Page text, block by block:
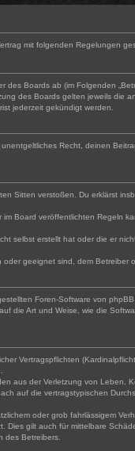
mit folgenden Regelungen
Boards ab (im Folgenden
des Boards gelten jeweils die
jederzeit gekündigt werden.
Recht, deinen
Sitten verstoßen. Du erklärst
Board veröffentlichten Regeln
selbst erstellt hat oder die er
geeignet sind, dem Betreiber
Foren-Software von
die Art und Weise, wie die
Vertragspflichten
aus der Verletzung von Leben,
auf die vertragstypischen
oder grob fahrlässigem
gilt auch für mittelbare
des Betreibers.